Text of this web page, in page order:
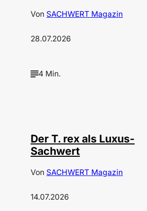
Von SACHWERT Magazin
28.07.2026
4 Min.
Der T. rex als Luxus-
Sachwert
Von SACHWERT Magazin
14.07.2026